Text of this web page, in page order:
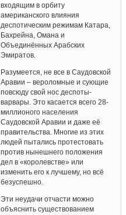
входящим в орбиту
американского влияния
деспотическим режимам Катара,
Бахрейна, Омана и
Объединённых Арабских
Эмиратов.
Разумеется, не все в Саудовской
Аравии – вероломные и сующие
повсюду свой нос деспоты-
варвары. Это касается всего 28-
миллионого населения
Саудовской Аравии и даже её
правительства. Многие из этих
людей пытались протестовать
против нынешнего положения
дел в «королевстве» или
изменить его к лучшему, но всё
безуспешно.
Эти неудачи отчасти можно
объяснить существованием